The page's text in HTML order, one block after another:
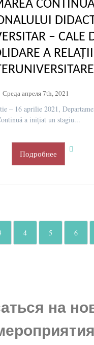
– CALE
A
Среда апреля 7th, 2021
– 16 aprilie 2021,
a inițiat un stagiu...
Подробнее
4 5 6
на